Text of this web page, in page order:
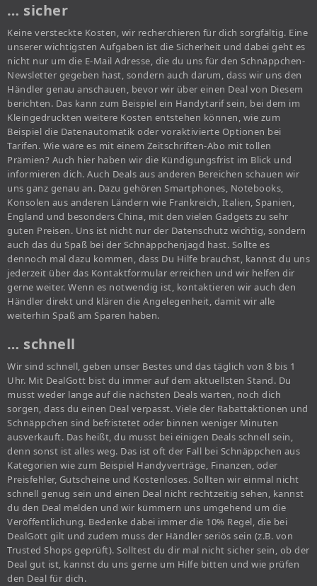
… sicher
Keine versteckte Kosten, wir recherchieren für dich sorgfältig. Eine
unserer wichtigsten Aufgaben ist die Sicherheit und dabei geht es
nicht nur um die E-Mail Adresse, die du uns für den Schnäppchen-
Newsletter gegeben hast, sondern auch darum, dass wir uns den
Händler genau anschauen, bevor wir über einen Deal von Diesem
berichten. Das kann zum Beispiel ein Handytarif sein, bei dem im
Kleingedruckten weitere Kosten entstehen können, wie zum
Beispiel die Datenautomatik oder voraktivierte Optionen bei
Tarifen. Wie wäre es mit einem Zeitschriften-Abo mit tollen
Prämien? Auch hier haben wir die Kündigungsfrist im Blick und
informieren dich. Auch Deals aus anderen Bereichen schauen wir
uns ganz genau an. Dazu gehören Smartphones, Notebooks,
Konsolen aus anderen Ländern wie Frankreich, Italien, Spanien,
England und besonders China, mit den vielen Gadgets zu sehr
guten Preisen. Uns ist nicht nur der Datenschutz wichtig, sondern
auch das du Spaß bei der Schnäppchenjagd hast. Sollte es
dennoch mal dazu kommen, dass Du Hilfe brauchst, kannst du uns
jederzeit über das Kontaktformular erreichen und wir helfen dir
gerne weiter. Wenn es notwendig ist, kontaktieren wir auch den
Händler direkt und klären die Angelegenheit, damit wir alle
weiterhin Spaß am Sparen haben.
… schnell
Wir sind schnell, geben unser Bestes und das täglich von 8 bis 1
Uhr. Mit DealGott bist du immer auf dem aktuellsten Stand. Du
musst weder lange auf die nächsten Deals warten, noch dich
sorgen, dass du einen Deal verpasst. Viele der Rabattaktionen und
Schnäppchen sind befristetet oder binnen weniger Minuten
ausverkauft. Das heißt, du musst bei einigen Deals schnell sein,
denn sonst ist alles weg. Das ist oft der Fall bei Schnäppchen aus
Kategorien wie zum Beispiel Handyverträge, Finanzen, oder
Preisfehler, Gutscheine und Kostenloses. Sollten wir einmal nicht
schnell genug sein und einen Deal nicht rechtzeitig sehen, kannst
du den Deal melden und wir kümmern uns umgehend um die
Veröffentlichung. Bedenke dabei immer die 10% Regel, die bei
DealGott gilt und zudem muss der Händler seriös sein (z.B. von
Trusted Shops geprüft). Solltest du dir mal nicht sicher sein, ob der
Deal gut ist, kannst du uns gerne um Hilfe bitten und wie prüfen
den Deal für dich.